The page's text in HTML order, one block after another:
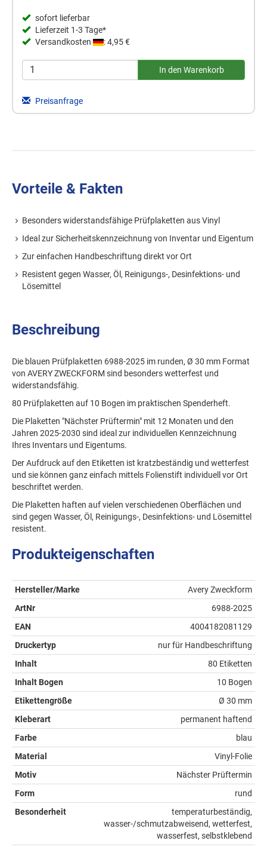
sofort lieferbar
Lieferzeit 1-3 Tage*
Versandkosten
: 4,95 €
Preisanfrage
Vorteile & Fakten
Besonders widerstandsfähige Prüfplaketten aus Vinyl
Ideal zur Sicherheitskennzeichnung von Inventar und Eigentum
Zur einfachen Handbeschriftung direkt vor Ort
Resistent gegen Wasser, Öl, Reinigungs-, Desinfektions- und
Lösemittel
Beschreibung
Die blauen Prüfplaketten 6988-2025 im runden, Ø 30 mm Format
von AVERY ZWECKFORM sind besonders wetterfest und
widerstandsfähig.
80 Prüfplaketten auf 10 Bogen im praktischen Spenderheft.
Die Plaketten "Nächster Prüftermin" mit 12 Monaten und den
Jahren 2025-2030 sind ideal zur individuellen Kennzeichnung
Ihres Inventars und Eigentums.
Der Aufdruck auf den Etiketten ist kratzbeständig und wetterfest
und sie können ganz einfach mittels Folienstift individuell vor Ort
beschriftet werden.
Die Plaketten haften auf vielen verschiedenen Oberflächen und
sind gegen Wasser, Öl, Reinigungs-, Desinfektions- und Lösemittel
resistent.
Produkteigenschaften
Hersteller/Marke
Avery Zweckform
ArtNr
6988-2025
EAN
4004182081129
Druckertyp
nur für Handbeschriftung
Inhalt
80 Etiketten
Inhalt Bogen
10 Bogen
Etikettengröße
Ø 30 mm
Kleberart
permanent haftend
Farbe
blau
Material
Vinyl-Folie
Motiv
Nächster Prüftermin
Form
rund
Besonderheit
temperaturbeständig,
wasser-/schmutzabweisend, wetterfest,
wasserfest, selbstklebend